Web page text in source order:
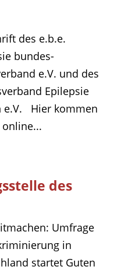
des e.b.e.
bundes-
e.V. und des
Epilepsie
e.V. Hier kommen
online...
des
Umfrage
in
startet Guten